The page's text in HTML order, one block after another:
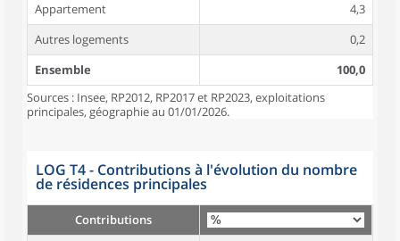
Appartement
4,3
Autres logements
0,2
Ensemble
100,0
Sources : Insee, RP2012, RP2017 et RP2023, exploitations
principales, géographie au 01/01/2026.
LOG T4 - Contributions à l'évolution du nombre
de résidences principales
Contributions